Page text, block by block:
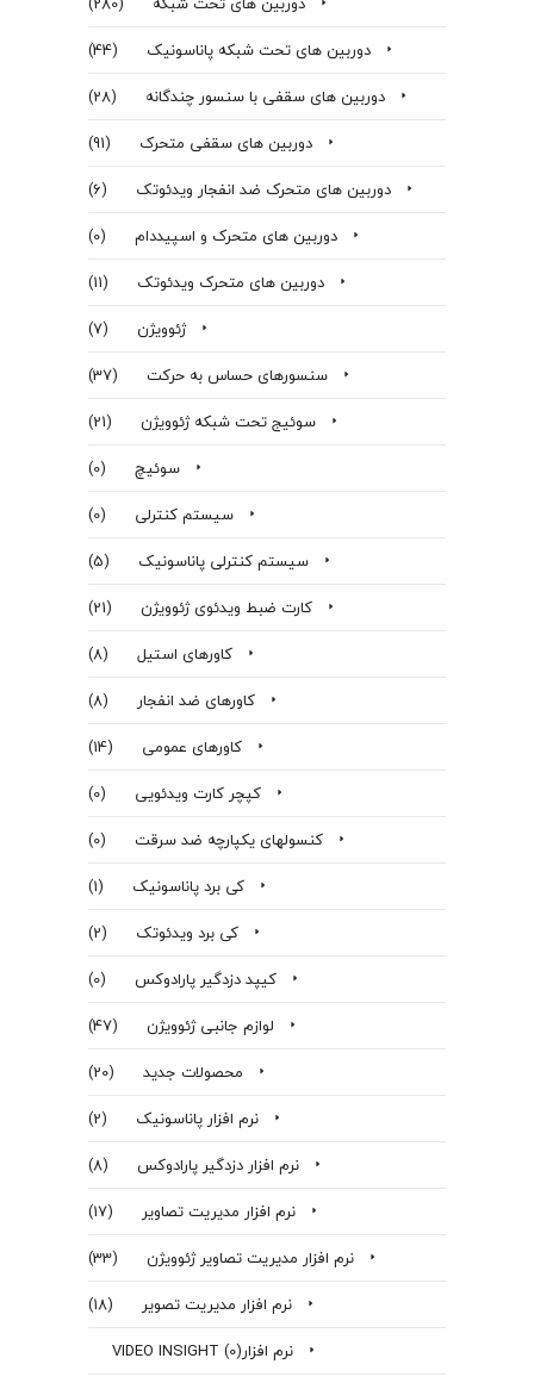
دوربین های تحت شبکه پاناسونیک
(44)
دوربین های سقفی با سنسور چندگانه
(28)
دوربین های سقفی متحرک
(91)
دوربین های متحرک ضد انفجار ویدئوتک
(6)
دوربین های متحرک و اسپیددام
(0)
دوربین های متحرک ویدئوتک
(11)
ژئوویژن
(7)
سنسورهای حساس به حرکت
(37)
سوئیج تحت شبکه ژئوویژن
(21)
سوئیچ
(0)
سیستم کنترلی
(0)
سیستم کنترلی پاناسونیک
(5)
کارت ضبط ویدئوی ژئوویژن
(21)
کاورهای استیل
(8)
کاورهای ضد انفجار
(8)
کاورهای عمومی
(14)
کپچر کارت ویدئویی
(0)
کنسولهای یکپارچه ضد سرقت
(0)
کی برد پاناسونیک
(1)
کی برد ویدئوتک
(2)
کیپد دزدگیر پارادوکس
(0)
لوازم جانبی ژئوویژن
(47)
محصولات جدید
(20)
نرم افزار پاناسونیک
(2)
نرم افزار دزدگير پارادوكس
(8)
نرم افزار مدیریت تصاویر
(17)
نرم افزار مدیریت تصاویر ژئوویژن
(33)
نرم افزار مدیریت تصویر
(18)
نرم افزارVIDEO INSIGHT(0)